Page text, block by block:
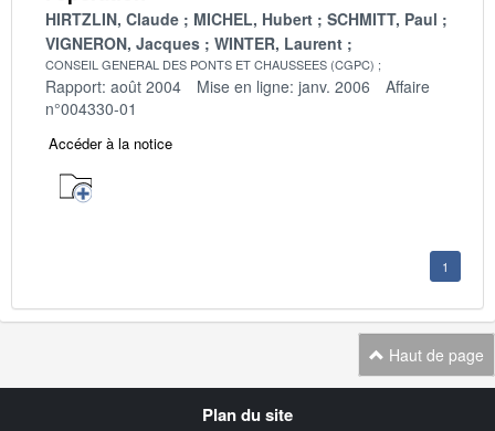
HIRTZLIN, Claude MICHEL, Hubert
SCHMITT, Paul
VIGNERON, Jacques
WINTER, Laurent
CONSEIL GENERAL DES PONTS ET CHAUSSEES (CGPC)
Rapport: août 2004 Mise en ligne: janv. 2006
Affaire
n°004330-01
Accéder à la notice
1
Haut de page
Plan du site